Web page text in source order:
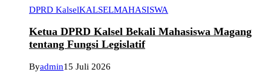
DPRD KalselKALSELMAHASISWA
Ketua DPRD Kalsel Bekali Mahasiswa Magang
tentang Fungsi Legislatif
Byadmin15 Juli 2026